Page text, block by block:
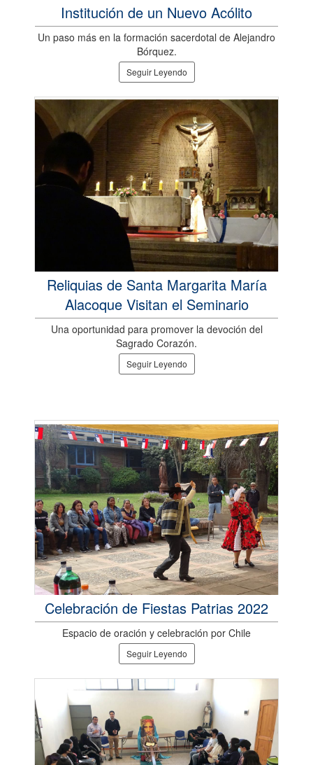
Institución de un Nuevo Acólito
Un paso más en la formación sacerdotal de Alejandro
Bórquez.
Seguir Leyendo
Reliquias de Santa Margarita María
Alacoque Visitan el Seminario
Una oportunidad para promover la devoción del
Sagrado Corazón.
Seguir Leyendo
Celebración de Fiestas Patrias 2022
Espacio de oración y celebración por Chile
Seguir Leyendo